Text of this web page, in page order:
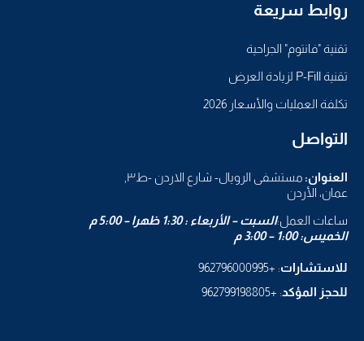
روابط سريعة
تقنية "فانتوم" الجراحية
تقنية P-Fill لزيادة العرض
تكلفة العمليات والأسعار 2026
التواصل
العنوان: مستشفى الرويال- شارع الاردن -ط٣,
عمان، الأردن
ساعات العمل:السبت – الأربعاء : 1:30 ظهرا – 5:00 م
الخميس: 1:00 – 3:00 م
للاستشارات: +962796000995
للحجز المؤكد: +962799198805